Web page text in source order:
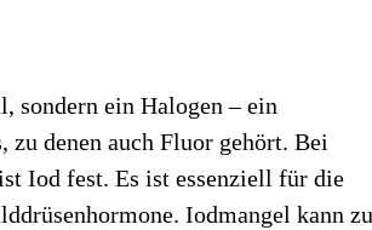
sondern ein Halogen – ein
zu denen auch Fluor gehört. Bei
Iod fest. Es ist essenziell für die
Iodmangel kann